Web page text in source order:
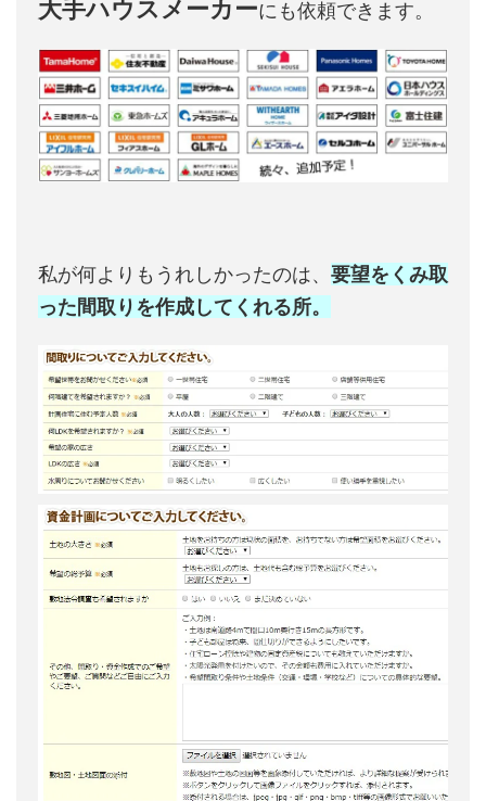
大手ハウスメーカーにも依頼できます。
私が何よりもうれしかったのは、 要望をくみ取
った間取りを作成してくれる所。